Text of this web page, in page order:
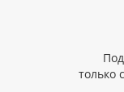
только